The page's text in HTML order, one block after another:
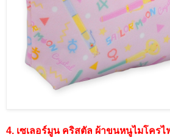
4. เซเลอร์มูน คริสตัล ผ้าขนหนูไมโครไ